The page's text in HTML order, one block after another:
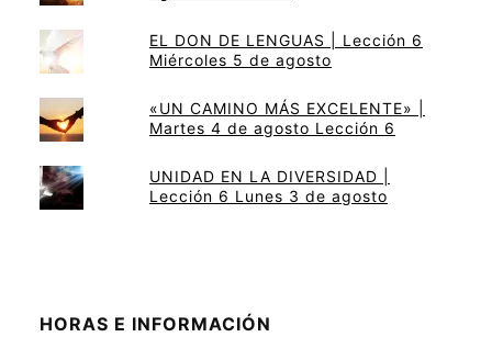
EL DON DE LENGUAS | Lección 6
Miércoles 5 de agosto
«UN CAMINO MÁS EXCELENTE» |
Martes 4 de agosto Lección 6
UNIDAD EN LA DIVERSIDAD |
Lección 6 Lunes 3 de agosto
HORAS E INFORMACIÓN